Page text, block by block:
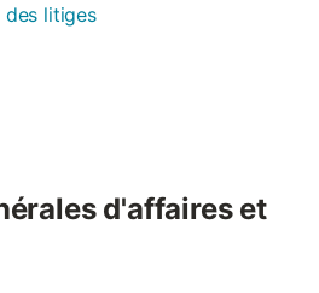
des litiges
d'affaires et